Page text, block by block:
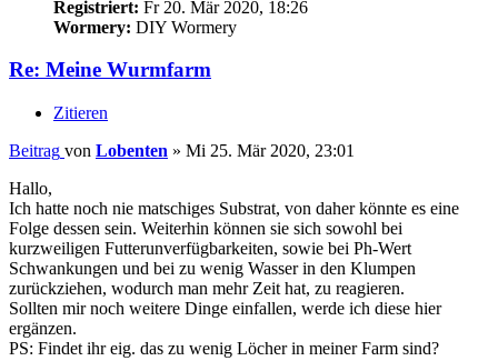
Registriert: Fr 20. Mär 2020, 18:26
Wormery: DIY Wormery
Re: Meine Wurmfarm
Zitieren
Beitrag von Lobenten » Mi 25. Mär 2020, 23:01
Hallo,
Ich hatte noch nie matschiges Substrat, von daher könnte es eine
Folge dessen sein. Weiterhin können sie sich sowohl bei
kurzweiligen Futterunverfügbarkeiten, sowie bei Ph-Wert
Schwankungen und bei zu wenig Wasser in den Klumpen
zurückziehen, wodurch man mehr Zeit hat, zu reagieren.
Sollten mir noch weitere Dinge einfallen, werde ich diese hier
ergänzen.
PS: Findet ihr eig. das zu wenig Löcher in meiner Farm sind?